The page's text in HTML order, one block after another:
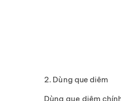
2. Dùng que diêm
Dùng que diêm